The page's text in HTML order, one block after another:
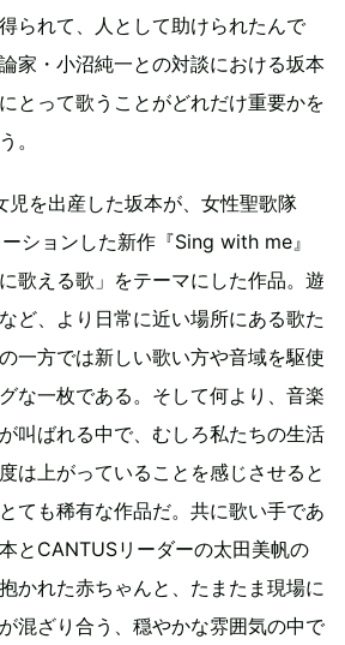
られて、人として助けられたんで
家・小沼純一との対談における坂本
とって歌うことがどれだけ重要かを
。
児を出産した坂本が、女性聖歌隊
ションした新作『Sing with me』
歌える歌」をテーマにした作品。遊
ど、より日常に近い場所にある歌た
一方では新しい歌い方や音域を駆使
な一枚である。そして何より、音楽
叫ばれる中で、むしろ私たちの生活
は上がっていることを感じさせると
ても稀有な作品だ。共に歌い手であ
とCANTUSリーダーの太田美帆の
かれた赤ちゃんと、たまたま現場に
混ざり合う、穏やかな雰囲気の中で